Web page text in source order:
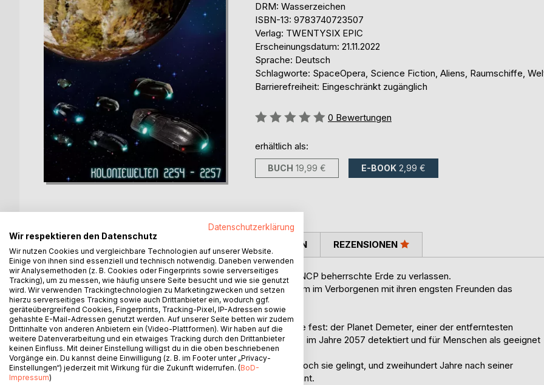
DRM: Wasserzeichen
ISBN-13: 9783740723507
Verlag: TWENTYSIX EPIC
Erscheinungsdatum: 21.11.2022
Sprache: Deutsch
Schlagworte: SpaceOpera, Science Fiction, Aliens, Raumschiffe,
Barrierefreiheit: Eingeschränkt zugänglich
Bewertung::
0 Bewertungen
erhältlich als:
BUCH 19,99 € E-BOOK 2,99 €
Im Jahr 2247 beschließt eine Gruppe Lehrer, die von der NCP beherrschte Erde zu verlassen.
Über viele Jahre sammeln sie Informationen und planen, um im Verborgenen mit ihren engsten Freunden das
trostlose Leben ihrer Heimat hinter sich zu lassen.
Nach elf Jahren der Vorbereitung steht das Ziel ihrer Reise fest: der Planet Demeter, einer der entferntesten
Himmelskörper, den die Markus-Sherman-Stiftung bereits im Jahre 2057 detektiert und für Menschen als geeignet
erkannt hat.
Die Flucht stellt sich als schwieriger heraus als gedacht, doch sie gelingt, und zweihundert Jahre nach seiner
Entdeckung ist der Planet Demeter von Menschen bewohnt.
PRESSESTIMMEN REZENSIONEN
Datenschutzerklärung
Wir respektieren den Datenschutz
Wir nutzen Cookies und vergleichbare Technologien auf unserer Website.
Einige von ihnen sind essenziell und technisch notwendig. Daneben verwenden
wir Analysemethoden (z. B. Cookies oder Fingerprints sowie serverseitiges
Tracking), um zu messen, wie häufig unsere Seite besucht und wie sie genutzt
wird. Wir verwenden Trackingtechnologien zu Marketingzwecken und setzen
hierzu serverseitiges Tracking sowie auch Drittanbieter ein, wodurch ggf.
geräteübergreifend Cookies, Fingerprints, Tracking-Pixel, IP-Adressen sowie
gehashte E-Mail-Adressen genutzt werden. Auf unserer Seite betten wir zudem
Drittinhalte von anderen Anbietern ein (Video-Plattformen). Wir haben auf die
weitere Datenverarbeitung und ein etwaiges Tracking durch den Drittanbieter
keinen Einfluss. Mit deiner Einstellung willigst du in die oben beschriebenen
Vorgänge ein. Du kannst deine Einwilligung (z. B. im Footer unter „Privacy-
Einstellungen“) jederzeit mit Wirkung für die Zukunft widerrufen. (BoD-
Impressum)